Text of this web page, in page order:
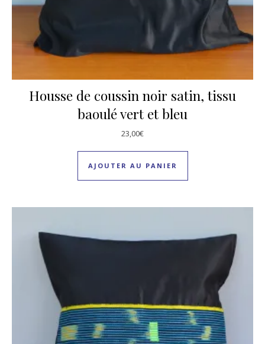
Housse de coussin noir satin, tissu
baoulé vert et bleu
23,00€
AJOUTER AU PANIER